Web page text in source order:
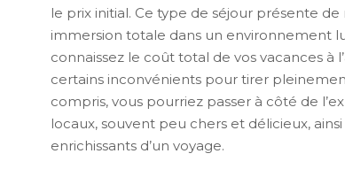
le prix initial. Ce type de séjour présente
immersion totale dans un environnement
connaissez le coût total de vos vacances
certains inconvénients pour tirer
compris, vous pourriez passer à côté de
locaux, souvent peu chers et délicieux,
enrichissants d’un voyage.